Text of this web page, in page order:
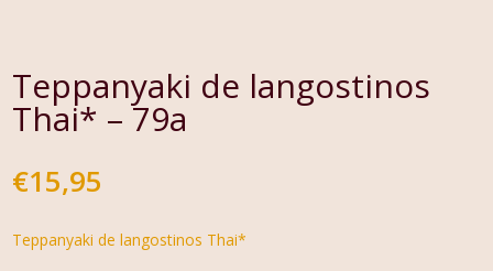
Teppanyaki de langostinos
Thai* – 79a
€15,95
Teppanyaki de langostinos Thai*